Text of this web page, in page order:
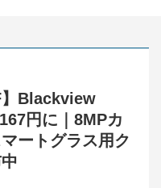
】Blackview
円に｜8MPカ
ートグラス用ク